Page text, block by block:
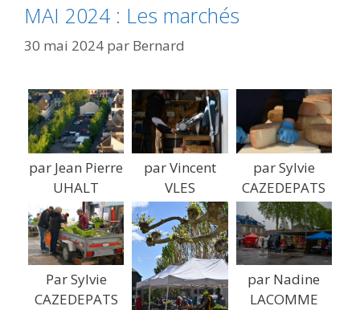
MAI 2024 : Les marchés
30 mai 2024 par Bernard
par Jean Pierre
UHALT
par Vincent
VLES
par Sylvie
CAZEDEPATS
Par Sylvie
CAZEDEPATS
par Nadine
LACOMME